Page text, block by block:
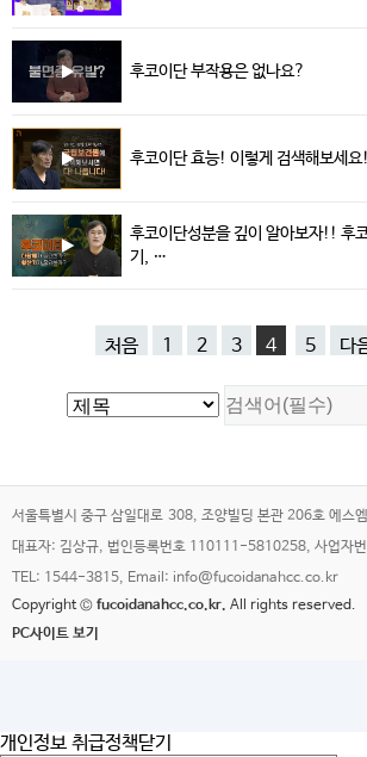
후코이단 부작용은 없나요?
후코이단 효능! 이렇게 검색해보세요!
후코이단성분을 깊이 알아보자!! 후
기, …
처음 1 2 3 4 5 다
서울특별시 중구 삼일대로 308, 조양빌딩 본관 206호 에스
대표자: 김상규, 법인등록번호 110111-5810258, 사업
TEL: 1544-3815, Email: info@fucoidanahcc.co.kr
Copyright © fucoidanahcc.co.kr. All rights reserved.
PC사이트 보기
개인정보 취급정책닫기